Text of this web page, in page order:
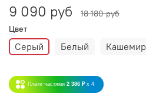
9 090 руб
18 180 руб
Цвет
Серый Белый Кашемир
Плати частями 2 386 ₽ x 4